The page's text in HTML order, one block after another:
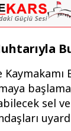
sel